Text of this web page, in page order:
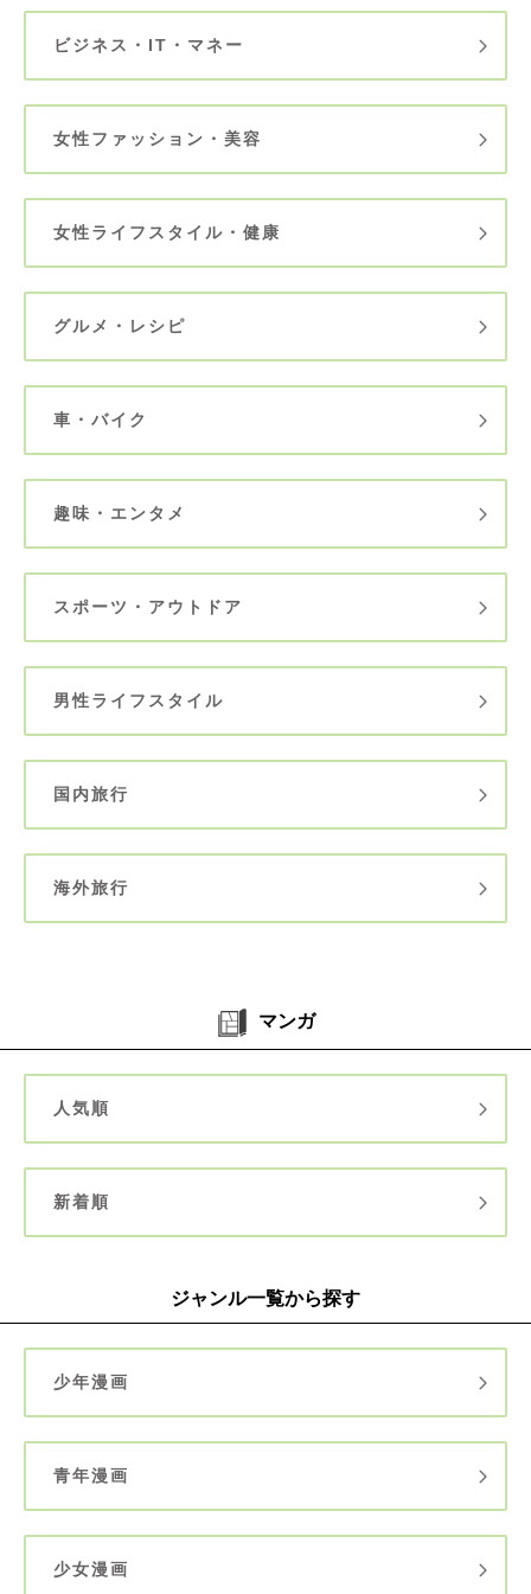
ビジネス・IT・マネー
女性ファッション・美容
女性ライフスタイル・健康
グルメ・レシピ
車・バイク
趣味・エンタメ
スポーツ・アウトドア
男性ライフスタイル
国内旅行
海外旅行
マンガ
人気順
新着順
ジャンル一覧から探す
少年漫画
青年漫画
少女漫画